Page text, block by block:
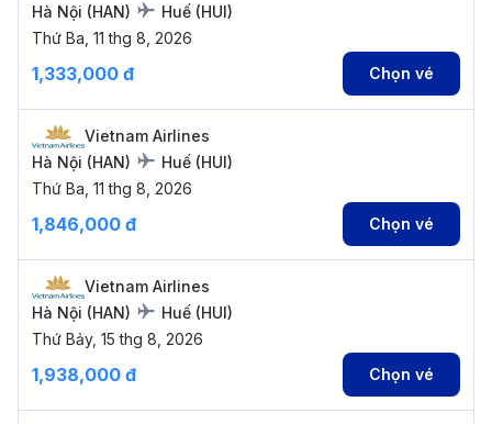
Hà Nội (HAN) Huế (HUI)
Thứ Ba, 11 thg 8, 2026
1,333,000 đ Chọn vé
Vietnam Airlines
Hà Nội (HAN) Huế (HUI)
Thứ Ba, 11 thg 8, 2026
1,846,000 đ Chọn vé
Vietnam Airlines
Hà Nội (HAN) Huế (HUI)
Thứ Bảy, 15 thg 8, 2026
1,938,000 đ Chọn vé